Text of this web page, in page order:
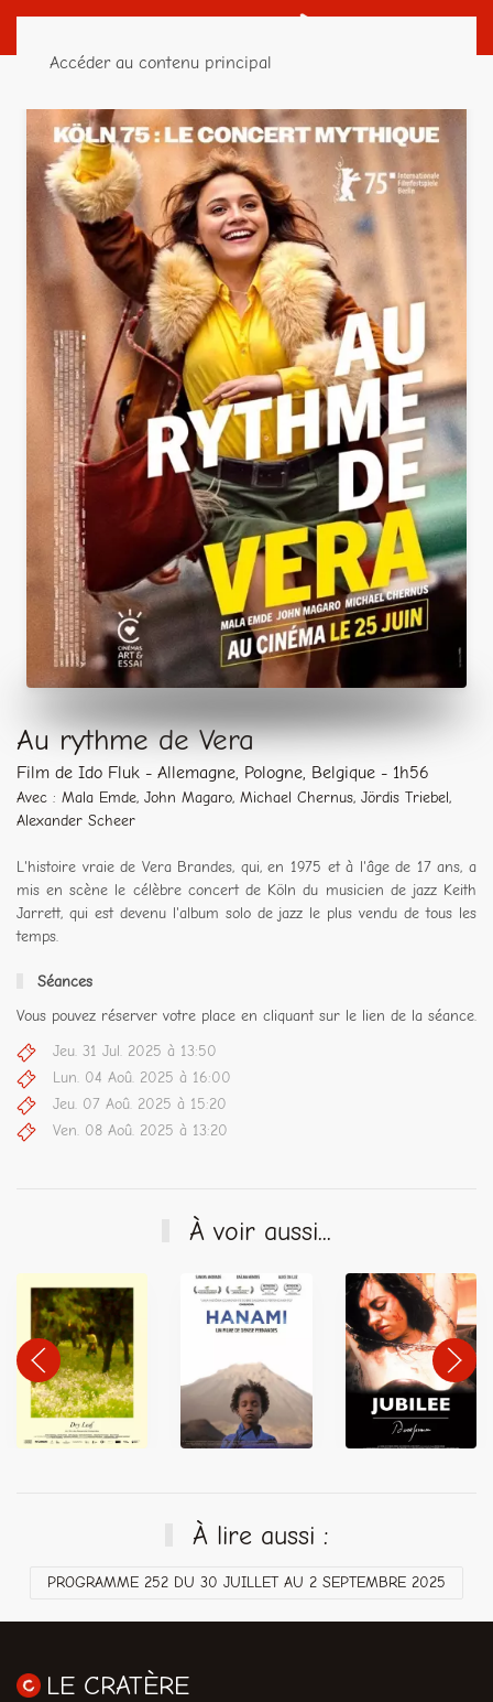
Accéder au contenu principal
Au rythme de Vera
Film de Ido Fluk - Allemagne, Pologne, Belgique - 1h56
Avec : Mala Emde, John Magaro, Michael Chernus, Jördis Triebel,
Alexander Scheer
L'histoire vraie de Vera Brandes, qui, en 1975 et à l'âge de 17 ans, a
mis en scène le célèbre concert de Köln du musicien de jazz Keith
Jarrett, qui est devenu l'album solo de jazz le plus vendu de tous les
temps.
Séances
Vous pouvez réserver votre place en cliquant sur le lien de la séance.
Jeu. 31 Jul. 2025 à 13:50
Lun. 04 Aoû. 2025 à 16:00
Jeu. 07 Aoû. 2025 à 15:20
Ven. 08 Aoû. 2025 à 13:20
À voir aussi...
À lire aussi :
PROGRAMME 252 DU 30 JUILLET AU 2 SEPTEMBRE 2025
LE CRATÈRE